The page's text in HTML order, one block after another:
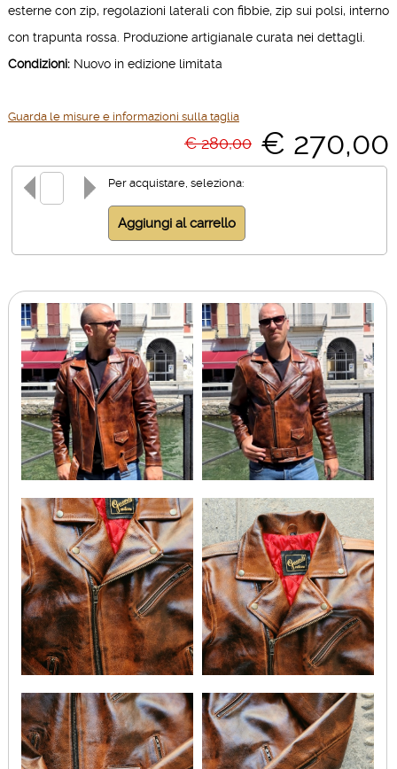
esterne con zip, regolazioni laterali con fibbie, zip sui polsi, interno
con trapunta rossa. Produzione artigianale curata nei dettagli.
Condizioni:Nuovo in edizione limitata
Guarda le misure e informazioni sulla taglia
€ 280,00 € 270,00
Per acquistare, seleziona: